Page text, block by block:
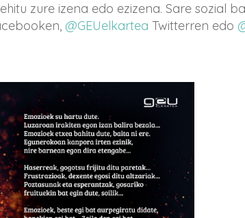
zure izena edo ezizena. Sare sozial
@GEUelkartea Twitterren edo